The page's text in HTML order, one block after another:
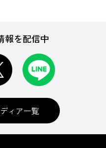
報を配信中
ィア一覧